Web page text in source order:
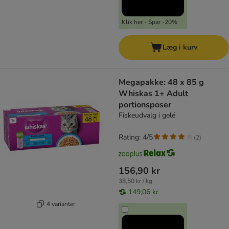
Klik her - Spar -20%
Læg i kurv
4 varianter
Megapakke: 48 x 85 g
Whiskas 1+ Adult
portionsposer
Fiskeudvalg i gelé
156,90 kr
38,50 kr / kg
149,06 kr
Rating: 4/5 (2)